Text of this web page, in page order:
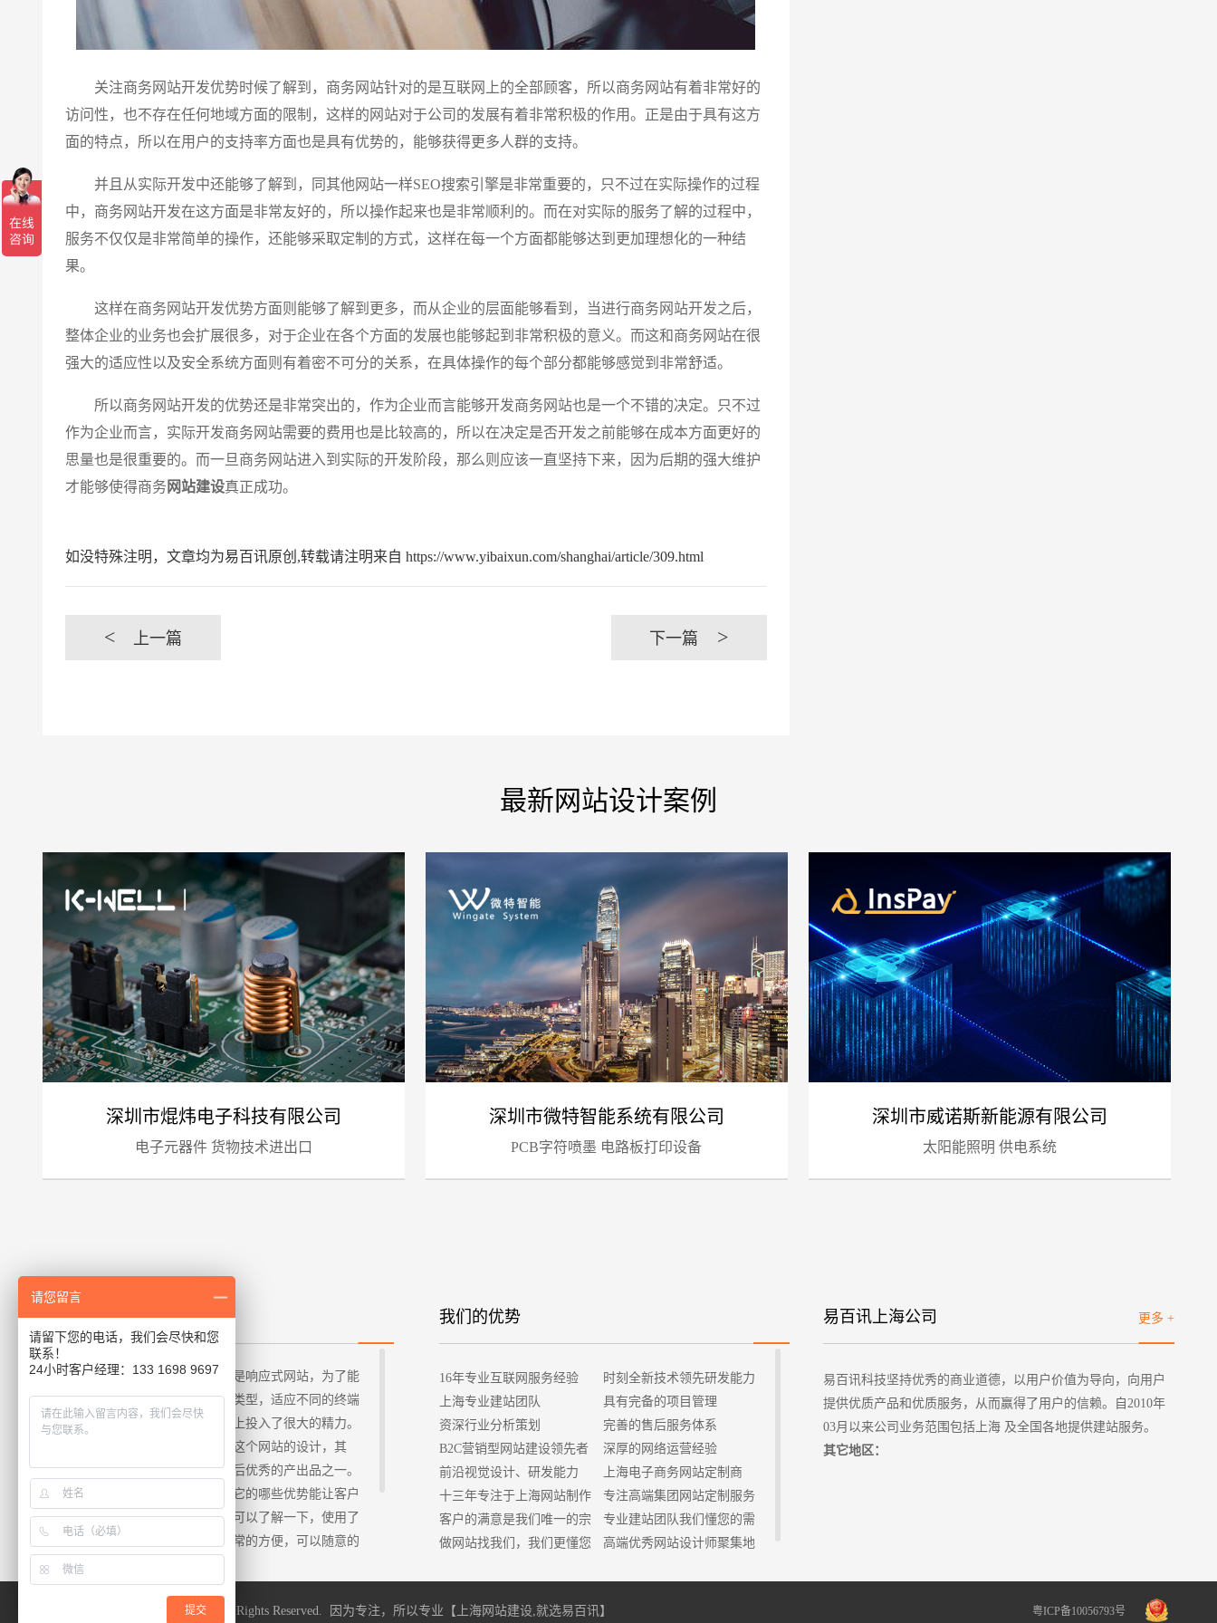
关注商务网站开发优势时候了解到，商务网站针对的是互联网上的全部顾客，所以商务网站有着非常好的
访问性，也不存在任何地域方面的限制，这样的网站对于公司的发展有着非常积极的作用。正是由于具有这方
面的特点，所以在用户的支持率方面也是具有优势的，能够获得更多人群的支持。
并且从实际开发中还能够了解到，同其他网站一样SEO搜索引擎是非常重要的，只不过在实际操作的过程
中，商务网站开发在这方面是非常友好的，所以操作起来也是非常顺利的。而在对实际的服务了解的过程中，
服务不仅仅是非常简单的操作，还能够采取定制的方式，这样在每一个方面都能够达到更加理想化的一种结
果。
这样在商务网站开发优势方面则能够了解到更多，而从企业的层面能够看到，当进行商务网站开发之后，
整体企业的业务也会扩展很多，对于企业在各个方面的发展也能够起到非常积极的意义。而这和商务网站在很
强大的适应性以及安全系统方面则有着密不可分的关系，在具体操作的每个部分都能够感觉到非常舒适。
所以商务网站开发的优势还是非常突出的，作为企业而言能够开发商务网站也是一个不错的决定。只不过
作为企业而言，实际开发商务网站需要的费用也是比较高的，所以在决定是否开发之前能够在成本方面更好的
思量也是很重要的。而一旦商务网站进入到实际的开发阶段，那么则应该一直坚持下来，因为后期的强大维护
才能够使得商务 网站建设真正成功。
如没特殊注明，文章均为易百讯原创,转载请注明来自 https://www.yibaixun.com/shanghai/article/309.html
< 上一篇 下一篇 >
最新网站设计案例
深圳市焜炜电子科技有限公司
电子元器件 货物技术进出口
深圳市微特智能系统有限公司
PCB字符喷墨 电路板打印设备
深圳市威诺斯新能源有限公司
太阳能照明 供电系统
什么是响应式网站？
易百讯上海网络公司给您介绍什么是响应式网站，为了能
够给不同的用户设计出不同的网站类型，适应不同的终端
设备，一般公司在网站建设的设计上投入了很大的精力。
特别在一线城市上海，也是很重视这个网站的设计，其
中，响应式网站设计便是投入精力后优秀的产出品之一。
那么，到底什么是响应式网站呢？它的哪些优势能让客户
对它如此的依赖呢？以下几点大家可以了解一下，使用了
一套网站建设的代码，使用起来非常的方便，可以随意的
改变浏览器的大小根据终端设备来展现不同的界面，原因
我们就先了解这么多，还没有自己网站的企业在建站时不
妨就考虑一下响应式网站制作吧。
我们的优势
16年专业互联网服务经验
上海专业建站团队
资深行业分析策划
B2C营销型网站建设领先者
前沿视觉设计、研发能力
十三年专注于上海网站制作
客户的满意是我们唯一的宗
旨
做网站找我们，我们更懂您
时刻全新技术领先研发能力
具有完备的项目管理
完善的售后服务体系
深厚的网络运营经验
上海电子商务网站定制商
专注高端集团网站定制服务
专业建站团队我们懂您的需
求
高端优秀网站设计师聚集地
更多 +
易百讯上海公司
易百讯科技坚持优秀的商业道德，以用户价值为导向，向用户
提供优质产品和优质服务，从而赢得了用户的信赖。自2010年
03月以来公司业务范围包括上海 及全国各地提供建站服务。
其它地区：
Copyright @2008-2018 Yibaixun All Rights Reserved. 因为专注，所以专业【 上海网站建设,就选易百讯】 粤ICP备10056793号
您的预算 1万-3万 3万-5万 5万-8万 8万以上
请您留言
请留下您的电话，我们会尽快和您
联系！
24小时客户经理：133 1698 9697
提交